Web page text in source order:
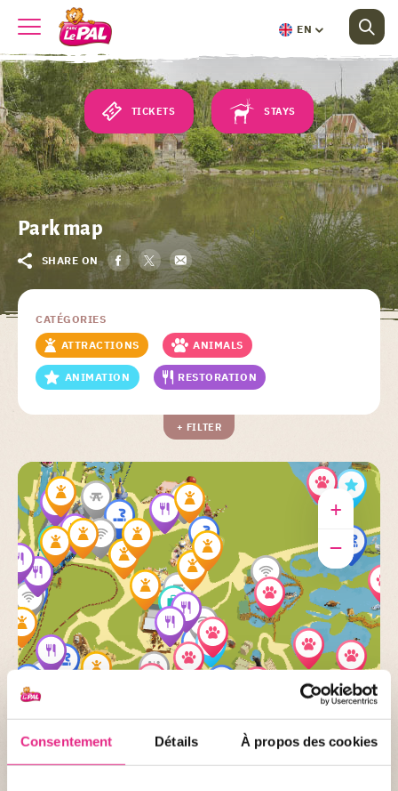
Consentement Détails À propos des cookies
EN
TICKETS STAYS
Park map
SHARE ON
CATÉGORIES
ATTRACTIONS
ANIMALS
ANIMATION RESTORATION
+ FILTER
+
–